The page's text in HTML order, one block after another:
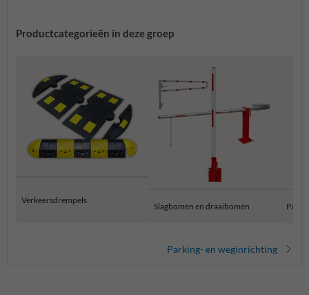
Productcategorieën in deze groep
Verkeersdrempels
Slagbomen en draaibomen
Parking- en weginrichting